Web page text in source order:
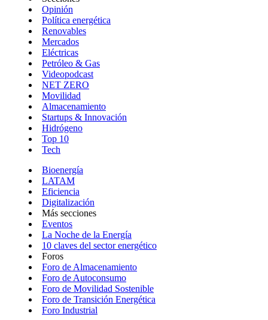
Opinión
Política energética
Renovables
Mercados
Eléctricas
Petróleo & Gas
Videopodcast
NET ZERO
Movilidad
Almacenamiento
Startups & Innovación
Hidrógeno
Top 10
Tech
Bioenergía
LATAM
Eficiencia
Digitalización
Más secciones
Eventos
La Noche de la Energía
10 claves del sector energético
Foros
Foro de Almacenamiento
Foro de Autoconsumo
Foro de Movilidad Sostenible
Foro de Transición Energética
Foro Industrial